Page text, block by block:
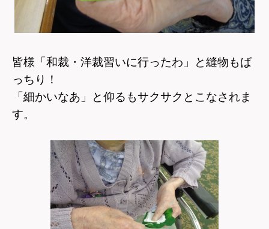
皆様「和裁・洋裁習いに行ったわ」と縫物もば
っちり！
「細かいなあ」と仰るもサクサクとこなされま
す。